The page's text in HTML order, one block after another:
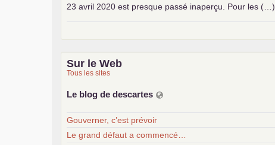
23 avril 2020 est presque passé inaperçu. Pour les (…)
Sur le Web
Tous les sites
Le blog de descartes
Gouverner, c’est prévoir
Le grand défaut a commencé…